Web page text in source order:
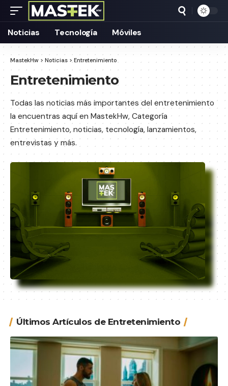
Noticias Tecnología Móviles
MastekHw > Noticias >Entretenimiento
Entretenimiento
Todas las noticias más importantes del entretenimiento
la encuentras aquí en MastekHw, Categoría
Entretenimiento, noticias, tecnología, lanzamientos,
entrevistas y más.
Últimos Artículos de Entretenimiento